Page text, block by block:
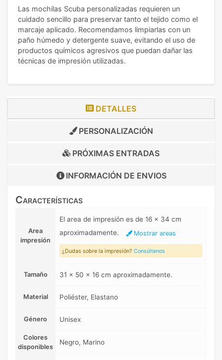
Las mochilas Scuba personalizadas requieren un
cuidado sencillo para preservar tanto el tejido como el
marcaje aplicado. Recomendamos limpiarlas con un
paño húmedo y detergente suave, evitando el uso de
productos químicos agresivos que puedan dañar las
técnicas de impresión utilizadas.
DETALLES
PERSONALIZACIÓN
PRÓXIMAS ENTRADAS
INFORMACIÓN DE ENVIOS
Características
Area
impresión
El area de impresión es de 16 x 34 cm
aproximadamente.
Mostrar areas
¿Dudas sobre la impresión? Consúltenos
Tamaño 31 x 50 x 16 cm aproximadamente.
Material Poliéster, Elastano
Género Unisex
Colores
disponibles
Negro, Marino